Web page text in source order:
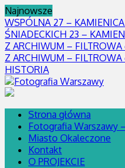
Skip
to
content
Najnowsze
WSPÓLNA 27 –
ŚNIADECKICH 23 –
Z ARCHIWUM –
Z ARCHIWUM –
HISTORIA
tajemnicStrona główna
Fotografia Warszawy
Miasto Okaleczone
Kontakt
O PROJEKCIE